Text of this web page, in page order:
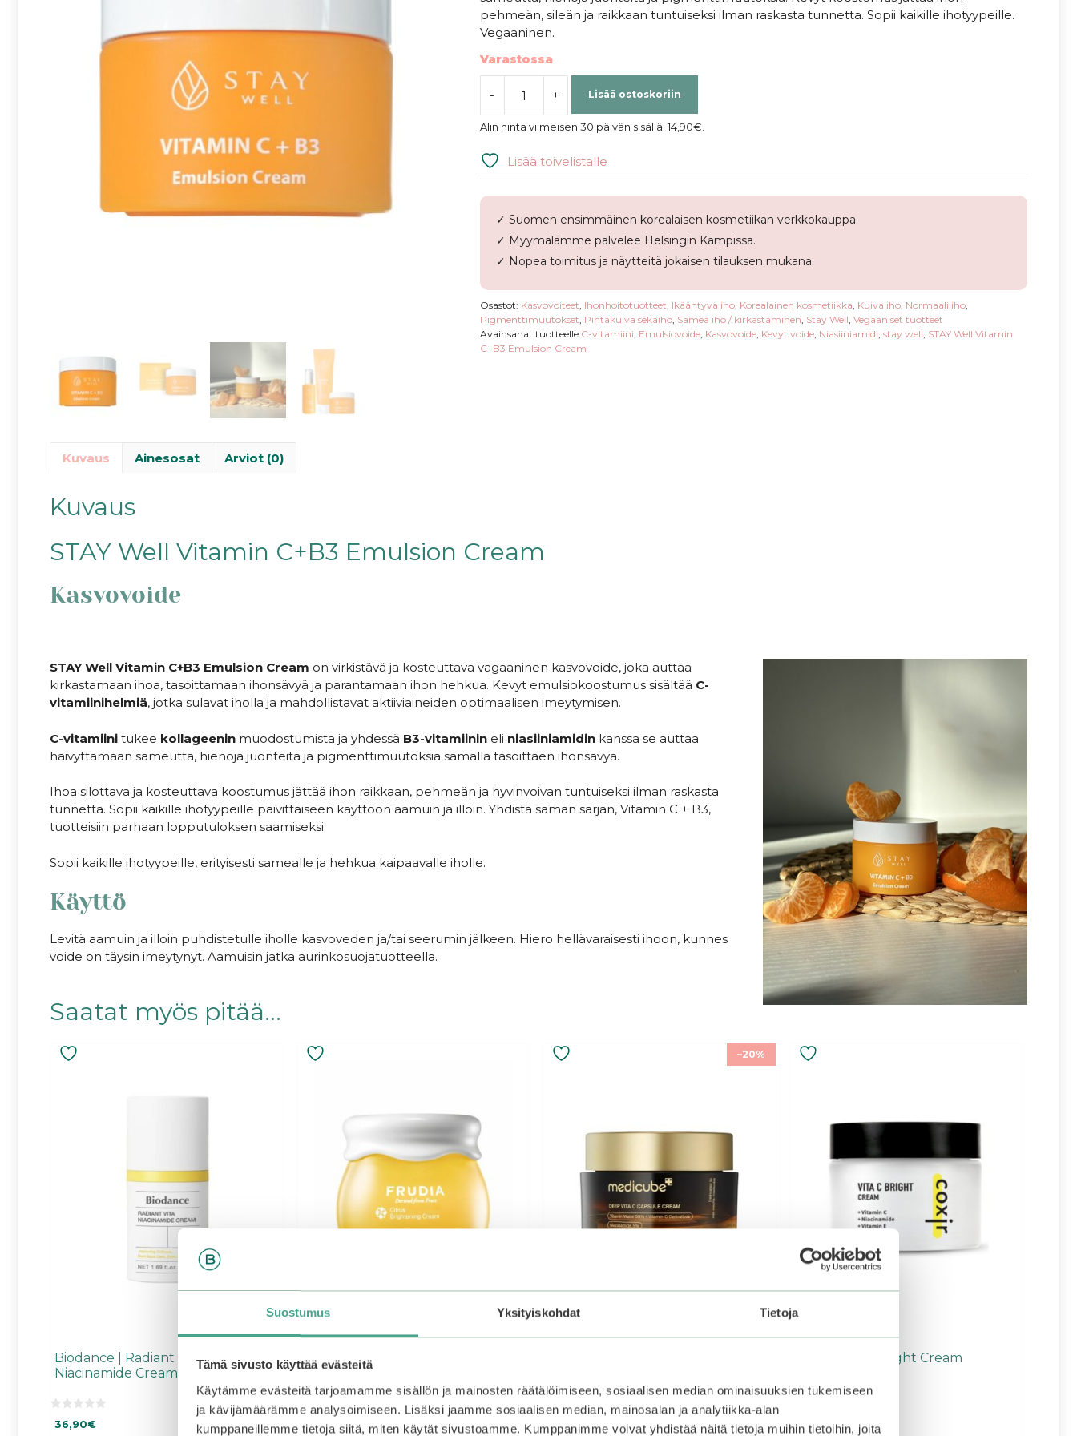
Suostumus Yksityiskohdat Tietoja
Tämä sivusto käyttää evästeitä
Käytämme evästeitä tarjoamamme sisällön ja mainosten räätälöimiseen, sosiaalisen median ominaisuuksien tukemiseen
ja kävijämäärämme analysoimiseen. Lisäksi jaamme sosiaalisen median, mainosalan ja analytiikka-alan
kumppaneillemme tietoja siitä, miten käytät sivustoamme. Kumppanimme voivat yhdistää näitä tietoja muihin tietoihin, joita
pehmeän, sileän ja raikkaan tuntuiseksi ilman raskasta tunnetta. Sopii kaikille ihotyypeille.
Vegaaninen.
Varastossa
-
Well
Vitamin
C+B3
määrä
+ Lisää ostoskoriin
Alin hinta viimeisen 30 päivän sisällä: 14,90€
Lisää toivelistalle
✓ Suomen ensimmäinen korealaisen kosmetiikan verkkokauppa.
✓ Myymälämme palvelee Helsingin Kampissa.
✓ Nopea toimitus ja näytteitä jokaisen tilauksen mukana.
Osastot: Kasvovoiteet Ihonhoitotuotteet Ikääntyvä iho, Korealainen kosmetiikka Kuiva iho, Normaali iho,
Pigmenttimuutokset Pintakuiva sekaiho, Samea iho / kirkastaminen Stay Well Vegaaniset tuotteet
Avainsanat tuotteelle C-vitamiini Emulsiovoide, Kasvovoide, Kevyt voide, Niasiiniamidi stay well STAY Well Vitamin
C+B3 Emulsion Cream
Kuvaus Ainesosat Arviot (0)
Kuvaus
STAY Well Vitamin C+B3 Emulsion Cream
Kasvovoide
STAY Well Vitamin C+B3 Emulsion Cream on virkistävä ja kosteuttava vagaaninen kasvovoide, joka auttaa
kirkastamaan ihoa, tasoittamaan ihonsävyä ja parantamaan ihon hehkua. Kevyt emulsiokoostumus sisältää C-
vitamiinihelmiä, jotka sulavat iholla ja mahdollistavat aktiiviaineiden optimaalisen imeytymisen.
C-vitamiini tukee kollageenin muodostumista ja yhdessä B3-vitamiinin eli niasiiniamidin kanssa se auttaa
häivyttämään sameutta, hienoja juonteita ja pigmenttimuutoksia samalla tasoittaen ihonsävyä.
Ihoa silottava ja kosteuttava koostumus jättää ihon raikkaan, pehmeän ja hyvinvoivan tuntuiseksi ilman raskasta
tunnetta. Sopii kaikille ihotyypeille päivittäiseen käyttöön aamuin ja illoin. Yhdistä saman sarjan, Vitamin C + B3,
tuotteisiin parhaan lopputuloksen saamiseksi.
Sopii kaikille ihotyypeille, erityisesti samealle ja hehkua kaipaavalle iholle.
Käyttö
Levitä aamuin ja illoin puhdistetulle iholle kasvoveden ja/tai seerumin jälkeen. Hiero hellävaraisesti ihoon, kunnes
voide on täysin imeytynyt. Aamuisin jatka aurinkosuojatuotteella.
Saatat myös pitää...
Biodance | Radiant Vita
Niacinamide Cream
536,90€
Frudia | Citrus Brightening Cream
526,90€
–20%
5 Alkuperäinen
32,90€ Nykyinen
26,32 €
Coxir | Vita C Bright Cream
5:stä
23,90 €